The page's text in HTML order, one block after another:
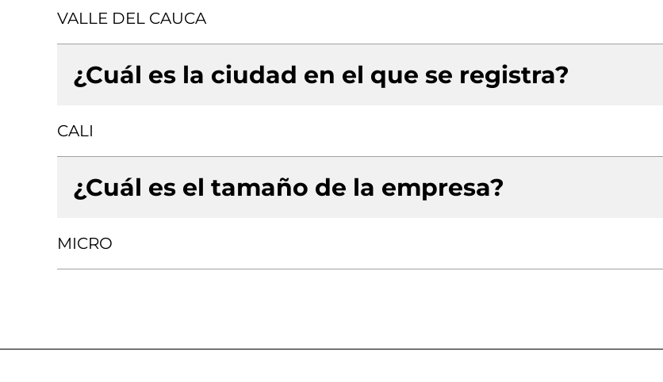
VALLE DEL CAUCA
¿Cuál es la ciudad en el que se registra?
CALI
¿Cuál es el tamaño de la empresa?
MICRO